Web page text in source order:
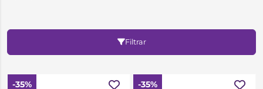
Filtrar
-35% -35%